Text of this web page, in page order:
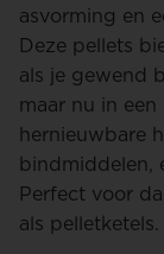
asvorming en
Deze pellets
als je gewend
maar nu in
hernieuwbare
bindmiddelen,
Perfect voor
als pelletketels.